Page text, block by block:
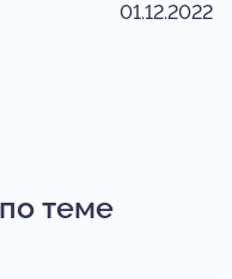
01.12.2022
теме